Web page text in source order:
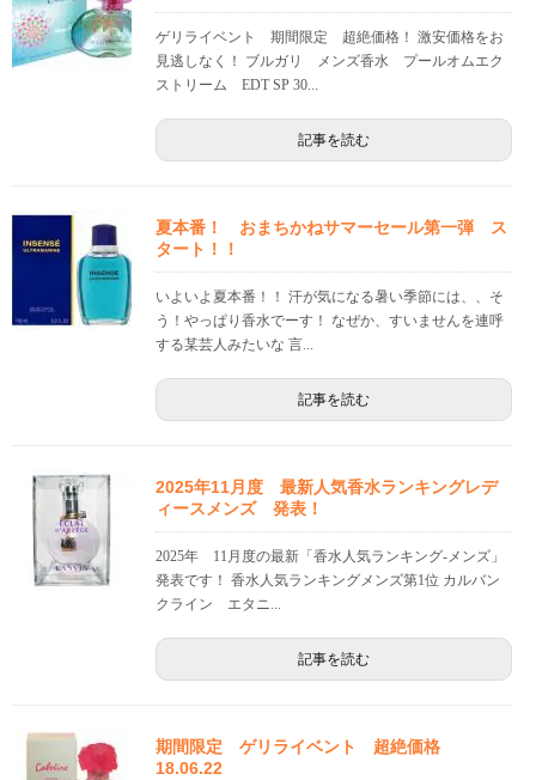
ゲリライベント 期間限定 超絶価格！ 激安価格をお
見逃しなく！ ブルガリ メンズ香水 プールオムエク
ストリーム EDT SP 30...
記事を読む
夏本番！ おまちかねサマーセール第一弾 ス
タート！！
いよいよ夏本番！！ 汗が気になる暑い季節には、、そ
う！やっぱり香水でーす！ なぜか、すいませんを連呼
する某芸人みたいな 言...
記事を読む
2025年11月度 最新人気香水ランキングレデ
ィースメンズ 発表！
2025年 11月度の最新「香水人気ランキング-メンズ」
発表です！ 香水人気ランキングメンズ第1位 カルバン
クライン エタニ...
記事を読む
期間限定 ゲリライベント 超絶価格
18.06.22